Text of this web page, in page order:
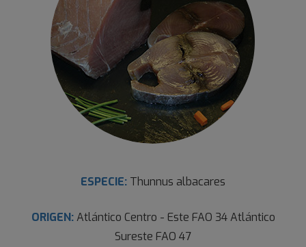
ESPECIE: Thunnus albacares
ORIGEN:Atlántico Centro - Este FAO 34 Atlántico
Sureste FAO 47